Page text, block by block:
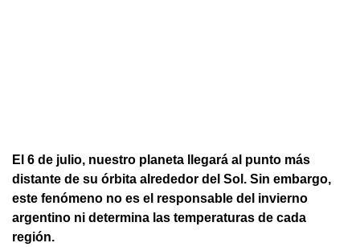
El 6 de julio, nuestro planeta llegará al punto más
distante de su órbita alrededor del Sol. Sin embargo,
este fenómeno no es el responsable del invierno
argentino ni determina las temperaturas de cada
región.